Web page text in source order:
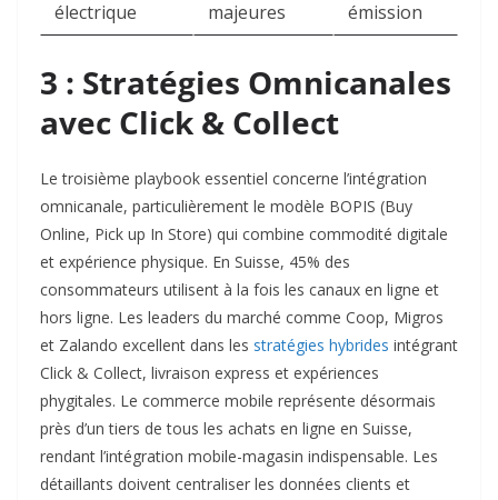
électrique majeures ​ émission ​
3 : Stratégies Omnicanales
avec Click & Collect
Le troisième playbook essentiel concerne l’intégration
omnicanale, particulièrement le modèle BOPIS (Buy
Online, Pick up In Store) qui combine commodité digitale
et expérience physique. En Suisse, 45% des
consommateurs utilisent à la fois les canaux en ligne et
hors ligne. Les leaders du marché comme Coop, Migros
et Zalando excellent dans les stratégies hybrides intégrant
Click & Collect, livraison express et expériences
phygitales. Le commerce mobile représente désormais
près d’un tiers de tous les achats en ligne en Suisse,
rendant l’intégration mobile-magasin indispensable. Les
détaillants doivent centraliser les données clients et